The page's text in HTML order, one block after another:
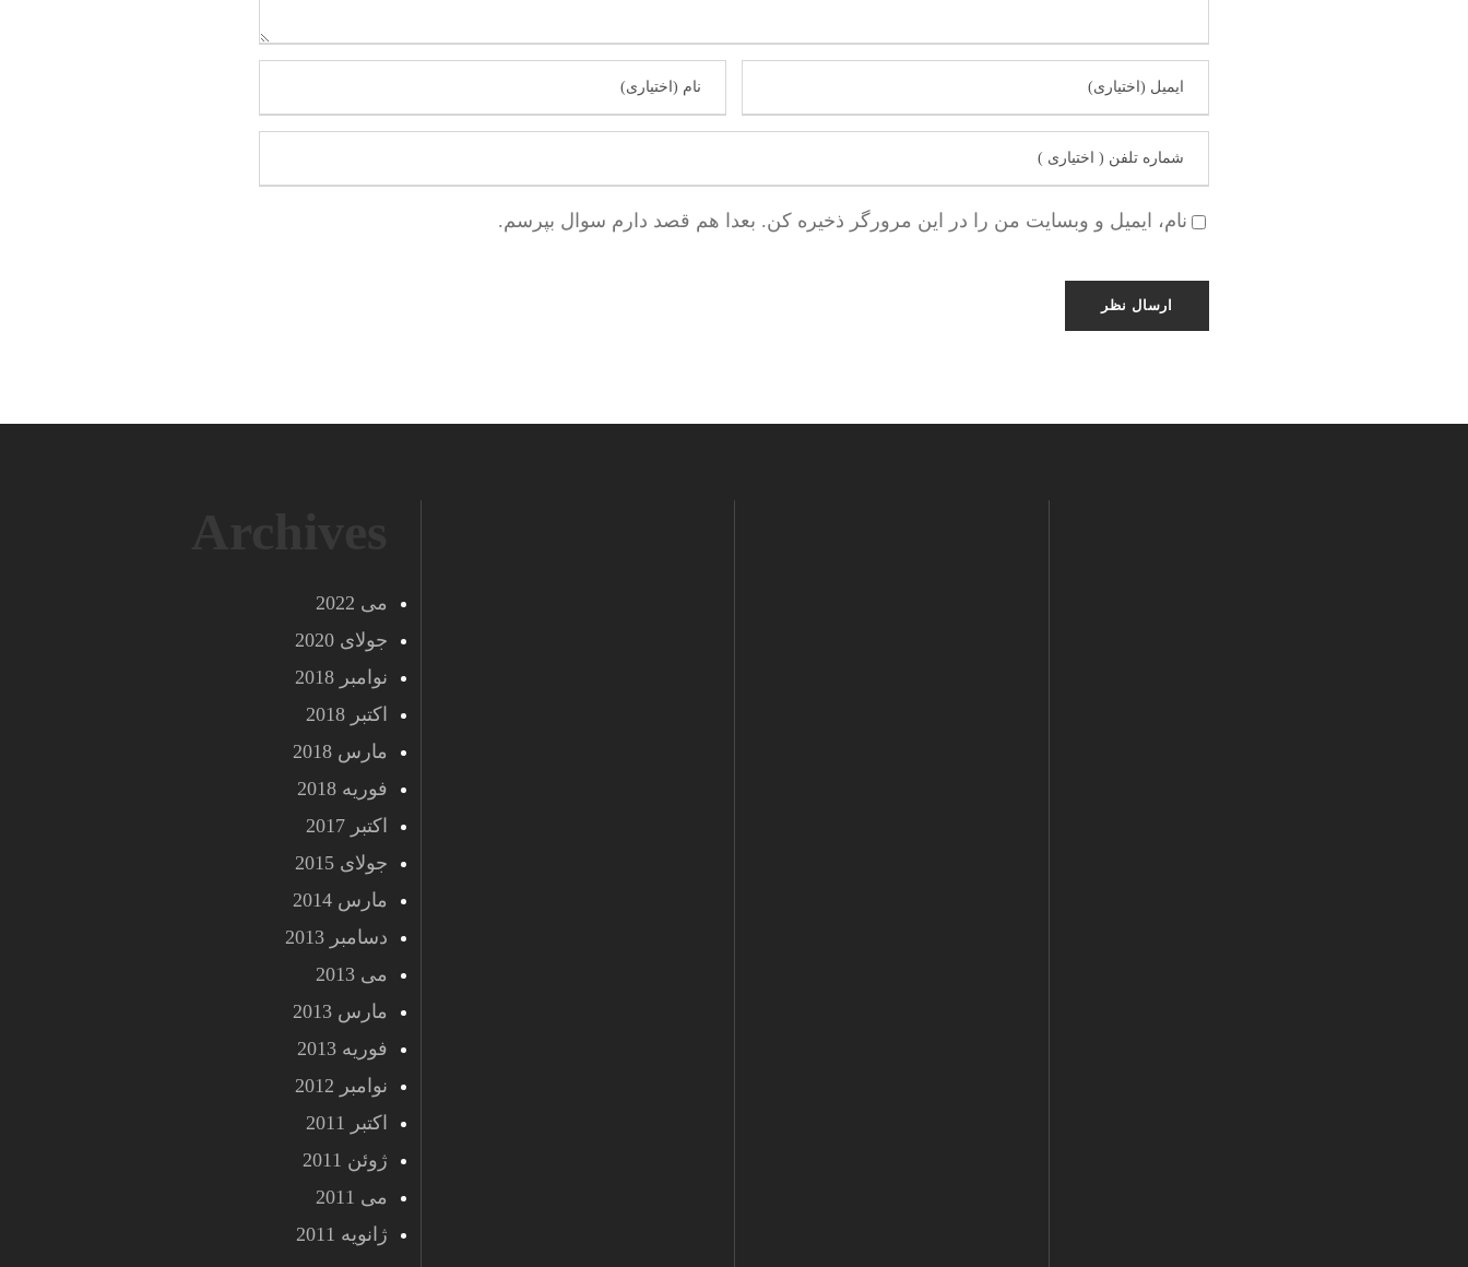
نام، ایمیل و وبسایت من را در این مرورگر ذخیره کن. بعدا هم قصد دارم سوال بپرسم.
می 2022
جولای 2020
نوامبر 2018
اکتبر 2018
مارس 2018
فوریه 2018
اکتبر 2017
جولای 2015
مارس 2014
دسامبر 2013
می 2013
مارس 2013
فوریه 2013
نوامبر 2012
اکتبر 2011
ژوئن 2011
می 2011
ژانویه 2011